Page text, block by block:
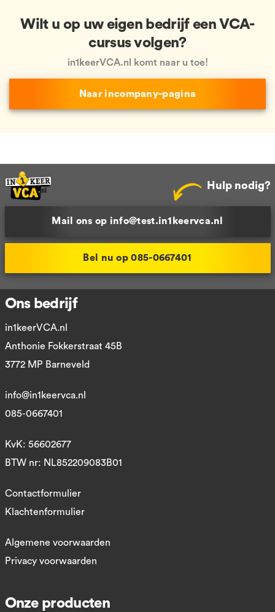
Wilt u op uw eigen bedrijf een VCA-
cursus volgen?
in1keerVCA.nl komt naar u toe!
Naar incompany-pagina
Hulp nodig?
Mail ons op info@test.in1keervca.nl
Bel nu op 085-0667401
Ons bedrijf
in1keerVCA.nl
Anthonie Fokkerstraat 45B
3772 MP Barneveld
info@in1keervca.nl
085-0667401
KvK: 56602677
BTW nr: NL852209083B01
Contactformulier
Klachtenformulier
Algemene voorwaarden
Privacy voorwaarden
Onze producten